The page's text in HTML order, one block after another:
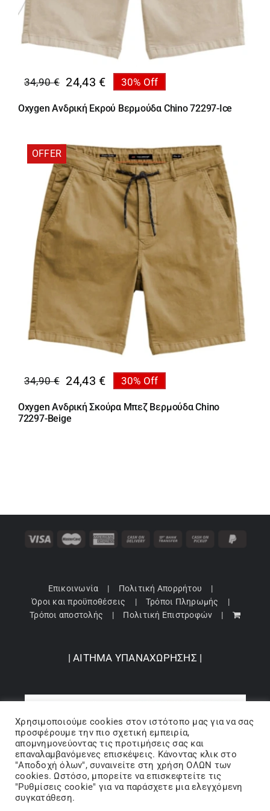
34,90€
Original
price
was:
24,43 €
Η
τρέχουσα
τιμή
24,43 €.
30% Off
Oxygen Ανδρική Εκρού Βερμούδα Chino 72297-Ice
OFFER
34,90€
Original
price
was:
24,43 €
Η
τρέχουσα
τιμή
30% Off
Oxygen Ανδρική Σκούρα Μπεζ Βερμούδα Chino
72297-Beige
Επικοινωνία
Πολιτική Απορρήτου
Όροι και προϋποθέσεις
Τρόποι Πληρωμής
Τρόποι αποστολής
Πολιτική Επιστροφών
| ΑΙΤΗΜΑ ΥΠΑΝΑΧΩΡΗΣΗΣ |
Copyright 2024 © Barbopoulos store - All Rights Reserved |
Χρησιμοποιούμε cookies στον ιστότοπo μας για να σας
προσφέρουμε την πιο σχετική εμπειρία,
απομνημονεύοντας τις προτιμήσεις σας και
επαναλαμβανόμενες επισκέψεις. Κάνοντας κλικ στο
"Αποδοχή όλων", συναινείτε στη χρήση ΟΛΩΝ των
cookies. Ωστόσο, μπορείτε να επισκεφτείτε τις
"Ρυθμίσεις cookie" για να παράσχετε μια ελεγχόμενη
συγκατάθεση.